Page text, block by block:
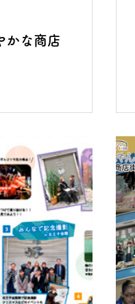
かな商店